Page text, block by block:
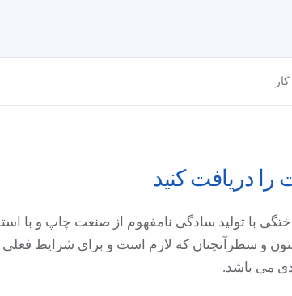
دریافت کنید
با تولید سادگی نامفهوم از صنعت چاپ و با
و سطرآنچنان که لازم است و برای شرایط فعلی
می باشد.